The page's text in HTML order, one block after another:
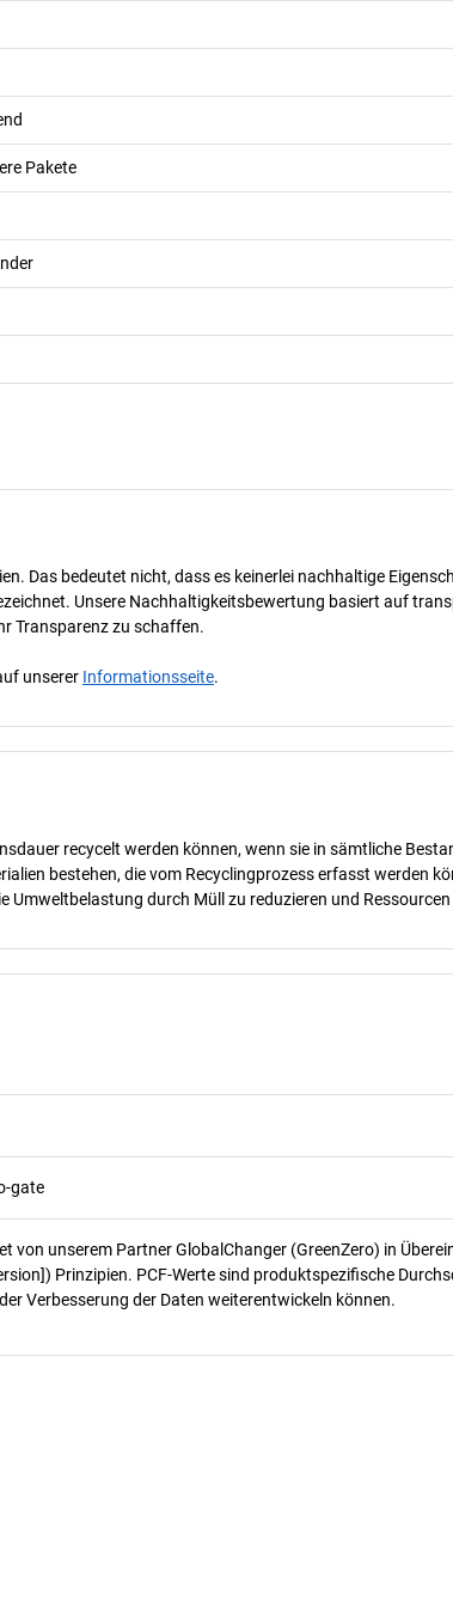
Pakete
Das bedeutet nicht, dass es keinerlei nachhaltige
Unsere Nachhaltigkeitsbewertung basiert auf
Transparenz zu schaffen.
unserer Informationsseite.
recycelt werden können, wenn sie in sämtliche
bestehen, die vom Recyclingprozess erfasst werden
durch Müll zu reduzieren und
gate
von unserem Partner GlobalChanger (GreenZero) in
Prinzipien. PCF-Werte sind produktspezifische
Verbesserung der Daten weiterentwickeln können.